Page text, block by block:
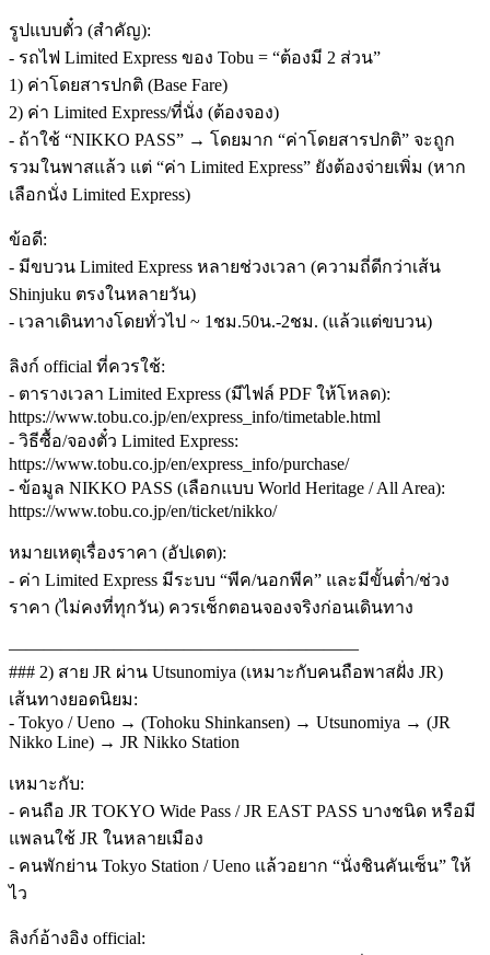
รูปแบบตั๋ว (สำคัญ):
- รถไฟ Limited Express ของ Tobu = “ต้องมี 2 ส่วน”
1) ค่าโดยสารปกติ (Base Fare)
2) ค่า Limited Express/ที่นั่ง (ต้องจอง)
- ถ้าใช้ “NIKKO PASS” → โดยมาก “ค่าโดยสารปกติ” จะถูก
รวมในพาสแล้ว แต่ “ค่า Limited Express” ยังต้องจ่ายเพิ่ม (หาก
เลือกนั่ง Limited Express)
ข้อดี:
- มีขบวน Limited Express หลายช่วงเวลา (ความถี่ดีกว่าเส้น
Shinjuku ตรงในหลายวัน)
- เวลาเดินทางโดยทั่วไป ~ 1ชม.50น.-2ชม. (แล้วแต่ขบวน)
ลิงก์ official ที่ควรใช้:
- ตารางเวลา Limited Express (มีไฟล์ PDF ให้โหลด):
https://www.tobu.co.jp/en/express_info/timetable.html
- วิธีซื้อ/จองตั๋ว Limited Express:
https://www.tobu.co.jp/en/express_info/purchase/
- ข้อมูล NIKKO PASS (เลือกแบบ World Heritage / All Area):
https://www.tobu.co.jp/en/ticket/nikko/
หมายเหตุเรื่องราคา (อัปเดต):
- ค่า Limited Express มีระบบ “พีค/นอกพีค” และมีขั้นต่ำ/ช่วง
ราคา (ไม่คงที่ทุกวัน) ควรเช็กตอนจองจริงก่อนเดินทาง
————————————————————
### 2) สาย JR ผ่าน Utsunomiya (เหมาะกับคนถือพาสฝั่ง JR)
เส้นทางยอดนิยม:
- Tokyo / Ueno → (Tohoku Shinkansen) → Utsunomiya → (JR
Nikko Line) → JR Nikko Station
เหมาะกับ:
- คนถือ JR TOKYO Wide Pass / JR EAST PASS บางชนิด หรือมี
แพลนใช้ JR ในหลายเมือง
- คนพักย่าน Tokyo Station / Ueno แล้วอยาก “นั่งชินคันเซ็น” ให้
ไว
ลิงก์อ้างอิง official: